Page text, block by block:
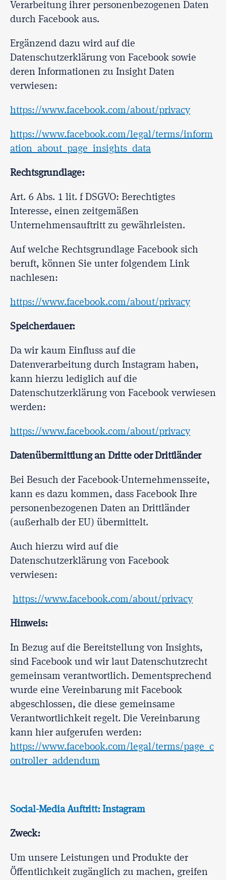
Verarbeitung ihrer personenbezogenen Daten
durch Facebook aus.
Ergänzend dazu wird auf die
Datenschutzerklärung von Facebook sowie
deren Informationen zu Insight Daten
verwiesen:
https://www.facebook.com/about/privacy
https://www.facebook.com/legal/terms/inform
ation_about_page_insights_data
Rechtsgrundlage:
Art. 6 Abs. 1 lit. f DSGVO: Berechtigtes
Interesse, einen zeitgemäßen
Unternehmensauftritt zu gewährleisten.
Auf welche Rechtsgrundlage Facebook sich
beruft, können Sie unter folgendem Link
nachlesen:
https://www.facebook.com/about/privacy
Speicherdauer:
Da wir kaum Einfluss auf die
Datenverarbeitung durch Instagram haben,
kann hierzu lediglich auf die
Datenschutzerklärung von Facebook verwiesen
werden:
https://www.facebook.com/about/privacy
Datenübermittlung an Dritte oder Drittländer
Bei Besuch der Facebook-Unternehmensseite,
kann es dazu kommen, dass Facebook Ihre
personenbezogenen Daten an Drittländer
(außerhalb der EU) übermittelt.
Auch hierzu wird auf die
Datenschutzerklärung von Facebook
verwiesen:
https://www.facebook.com/about/privacy
Hinweis:
In Bezug auf die Bereitstellung von Insights,
sind Facebook und wir laut Datenschutzrecht
gemeinsam verantwortlich. Dementsprechend
wurde eine Vereinbarung mit Facebook
abgeschlossen, die diese gemeinsame
Verantwortlichkeit regelt. Die Vereinbarung
kann hier aufgerufen werden:
https://www.facebook.com/legal/terms/page_c
ontroller_addendum
Social-Media Auftritt: Instagram
Zweck:
Um unsere Leistungen und Produkte der
Öffentlichkeit zugänglich zu machen, greifen